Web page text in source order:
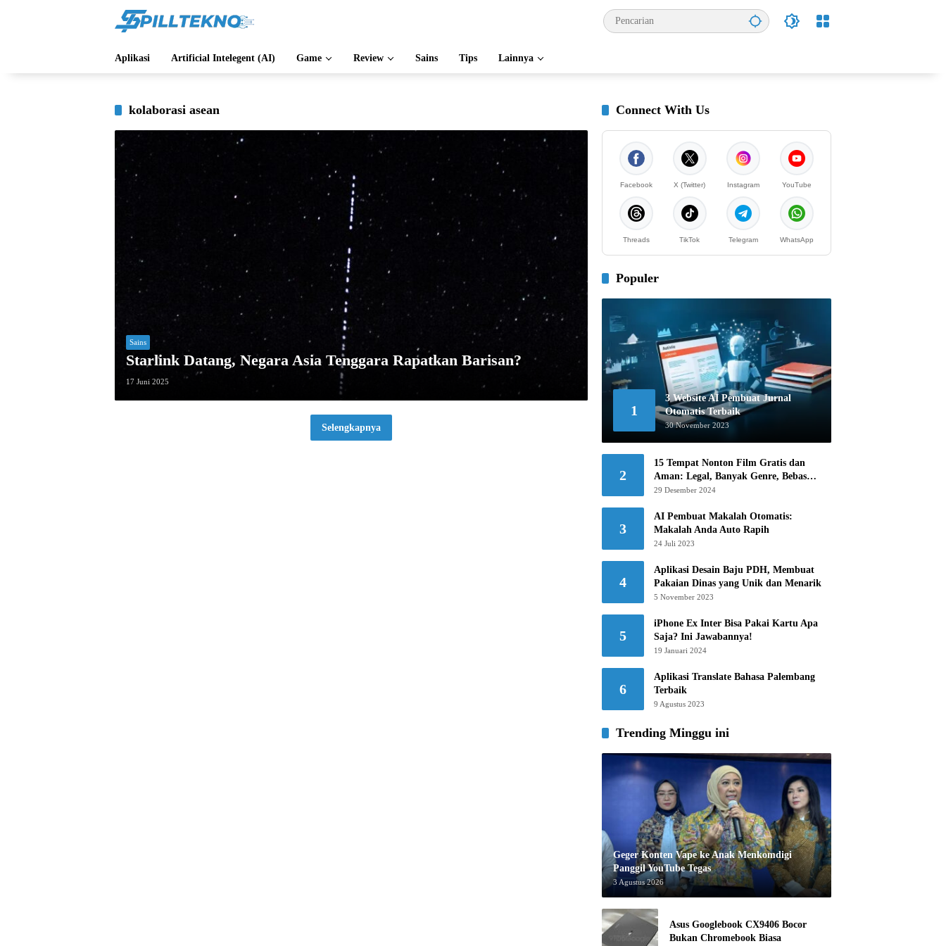
Aplikasi Artificial Intelegent (AI) Game Review Sains Tips Lainnya
kolaborasi asean
Sains
Starlink Datang, Negara Asia Tenggara Rapatkan Barisan?
17 Juni 2025
Selengkapnya
Connect With Us
Facebook X (Twitter) Instagram YouTube
Threads TikTok Telegram WhatsApp
Populer
1
3 Website AI Pembuat Jurnal
Otomatis Terbaik
30 November 2023
2
15 Tempat Nonton Film Gratis dan
Aman: Legal, Banyak Genre, Bebas
Khawatir!
29 Desember 2024
3
AI Pembuat Makalah Otomatis:
Makalah Anda Auto Rapih
24 Juli 2023
4
Aplikasi Desain Baju PDH, Membuat
Pakaian Dinas yang Unik dan Menarik
5 November 2023
5
iPhone Ex Inter Bisa Pakai Kartu Apa
Saja? Ini Jawabannya!
19 Januari 2024
6
Aplikasi Translate Bahasa Palembang
Terbaik
9 Agustus 2023
Trending Minggu ini
Geger Konten Vape ke Anak Menkomdigi
Panggil YouTube Tegas
3 Agustus 2026
Asus Googlebook CX9406 Bocor
Bukan Chromebook Biasa